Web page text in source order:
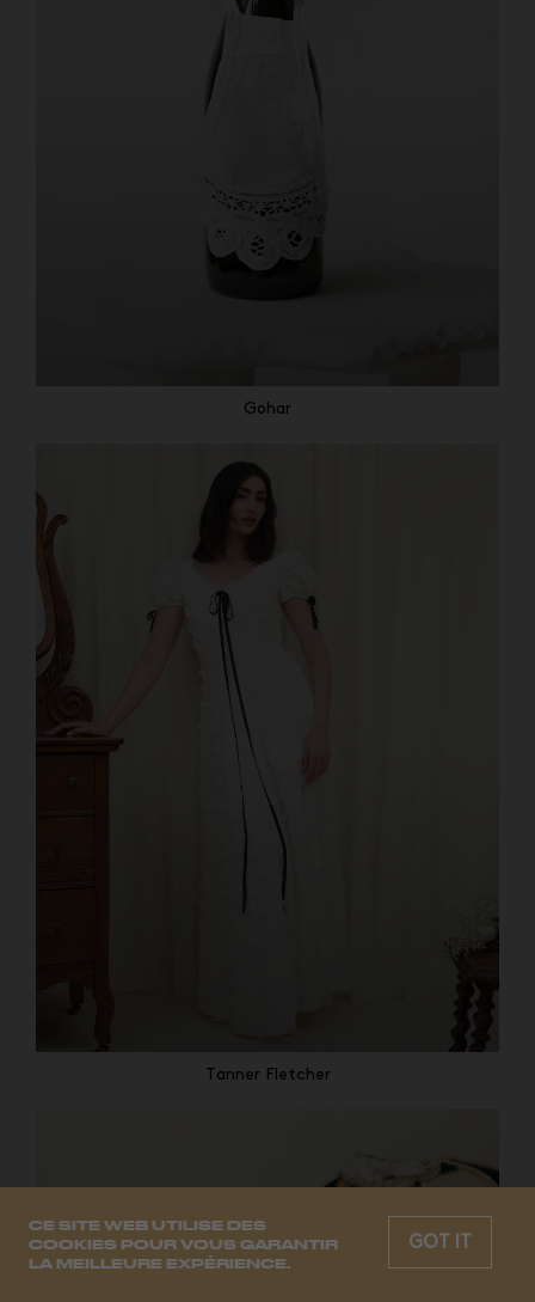
CE SITE WEB UTILISE DES
COOKIES POUR VOUS GARANTIR
LA MEILLEURE EXPÉRIENCE.
GOT IT
Gohar
Tanner Fletcher